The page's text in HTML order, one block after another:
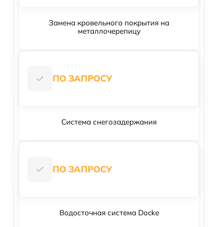
Замена кровельного покрытия на
металлочерепицу
ПО ЗАПРОСУ
Система снегозадержания
ПО ЗАПРОСУ
Водосточная система Docke